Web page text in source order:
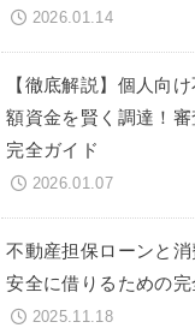
2026.01.14
【徹底解説】個人向
額資金を賢く調達！
完全ガイド
2026.01.07
不動産担保ローンと
安全に借りるための完
2025.11.18